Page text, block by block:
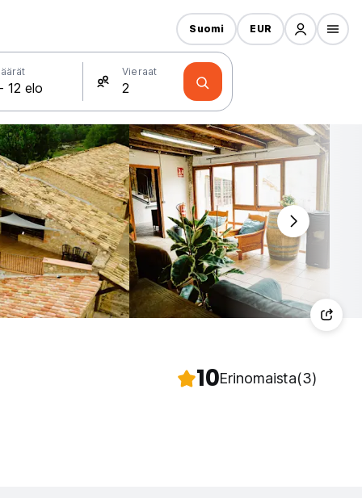
Vieraat
Suomi EUR
10Erinomaista(3)